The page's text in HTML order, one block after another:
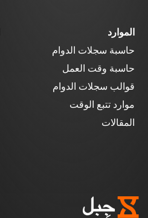
الموارد
حاسبة سجلات الدوام
حاسبة وقت العمل
قوالب سجلات الدوام
موارد تتبع الوقت
المقالات